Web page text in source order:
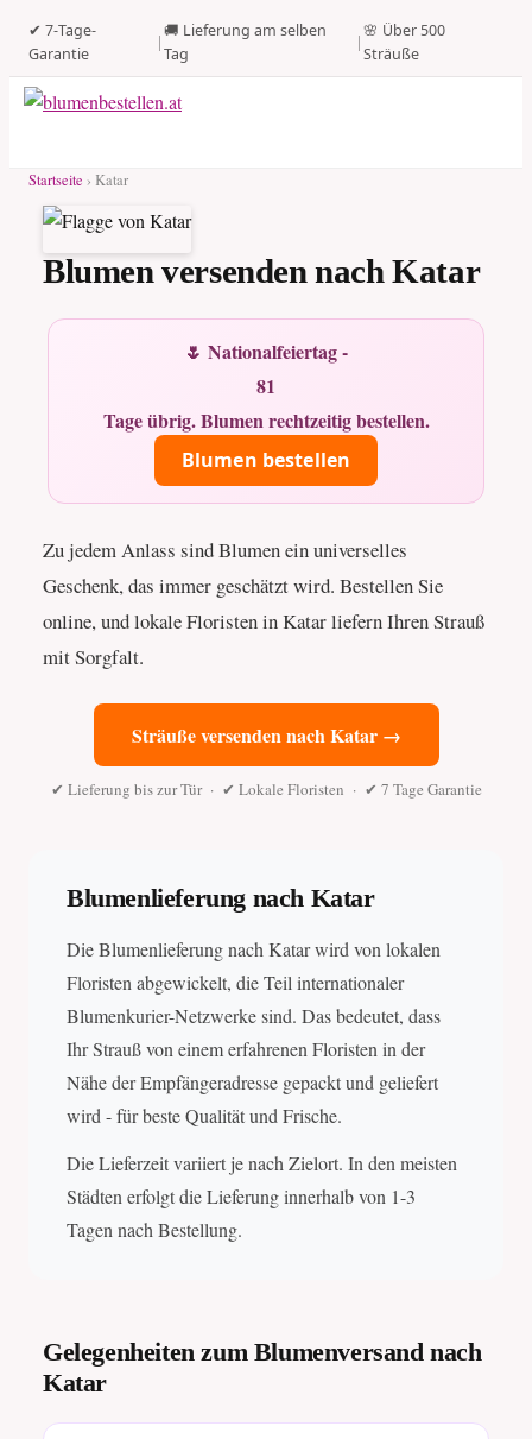
✔ 7-Tage-
Garantie
|
🚚 Lieferung am selben
Tag
|
🌸 Über 500
Sträuße
Startseite › Katar
Blumen versenden nach Katar
🌷 Nationalfeiertag -
81
Tage übrig. Blumen rechtzeitig bestellen.
Blumen bestellen
Zu jedem Anlass sind Blumen ein universelles
Geschenk, das immer geschätzt wird. Bestellen Sie
online, und lokale Floristen in Katar liefern Ihren Strauß
mit Sorgfalt.
Sträuße versenden nach Katar →
✔ Lieferung bis zur Tür · ✔ Lokale Floristen · ✔ 7 Tage Garantie
Blumenlieferung nach Katar
Die Blumenlieferung nach Katar wird von lokalen
Floristen abgewickelt, die Teil internationaler
Blumenkurier-Netzwerke sind. Das bedeutet, dass
Ihr Strauß von einem erfahrenen Floristen in der
Nähe der Empfängeradresse gepackt und geliefert
wird - für beste Qualität und Frische.
Die Lieferzeit variiert je nach Zielort. In den meisten
Städten erfolgt die Lieferung innerhalb von 1-3
Tagen nach Bestellung.
Gelegenheiten zum Blumenversand nach
Katar